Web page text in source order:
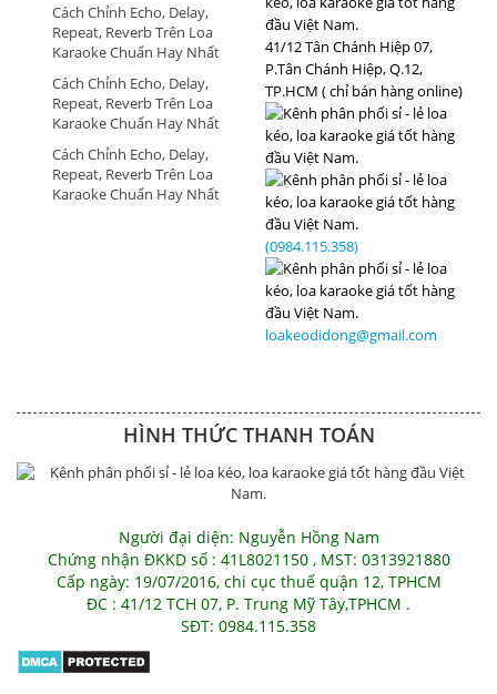
Cách Chỉnh Echo, Delay,
Repeat, Reverb Trên Loa
Karaoke Chuẩn Hay Nhất
Cách Chỉnh Echo, Delay,
Repeat, Reverb Trên Loa
Karaoke Chuẩn Hay Nhất
Cách Chỉnh Echo, Delay,
Repeat, Reverb Trên Loa
Karaoke Chuẩn Hay Nhất
41/12 Tân Chánh Hiệp 07,
P.Tân Chánh Hiệp, Q.12,
TP.HCM ( chỉ bán hàng online)
(0984.115.358)
loakeodidong@gmail.com
HÌNH THỨC THANH TOÁN
Người đại diện: Nguyễn Hồng Nam
Chứng nhận ĐKKD số : 41L8021150 , MST: 0313921880
Cấp ngày: 19/07/2016, chi cục thuế quận 12, TPHCM
ĐC : 41/12 TCH 07, P. Trung Mỹ Tây,TPHCM .
SĐT: 0984.115.358